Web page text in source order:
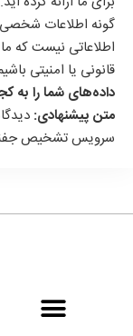
گونه اطلاعات شخصی
اطلاعاتی نیست که
قانونی یا امنیتی
داده‌های شما را به
متن پیشنهادی:
سرویس تشخیص